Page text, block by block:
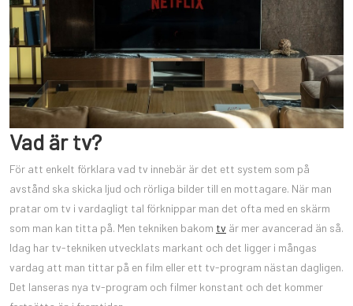
Vad är tv?
För att enkelt förklara vad tv innebär är det ett system som på
avstånd ska skicka ljud och rörliga bilder till en mottagare. När man
pratar om tv i vardagligt tal förknippar man det ofta med en skärm
som man kan titta på. Men tekniken bakom tv är mer avancerad än så.
Idag har tv-tekniken utvecklats markant och det ligger i mångas
vardag att man tittar på en film eller ett tv-program nästan dagligen.
Det lanseras nya tv-program och filmer konstant och det kommer